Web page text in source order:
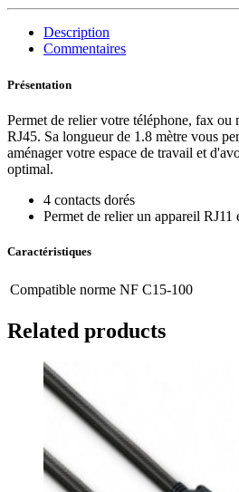
Description
Commentaires
Présentation
Permet de relier votre téléphone, fax ou
RJ45. Sa longueur de 1.8 mètre vous
aménager votre espace de travail et
optimal.
4 contacts dorés
Permet de relier un appareil RJ11
Caractéristiques
Compatible norme NF C15-100
Related products